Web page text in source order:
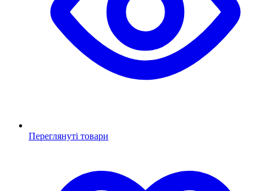
Переглянуті товари